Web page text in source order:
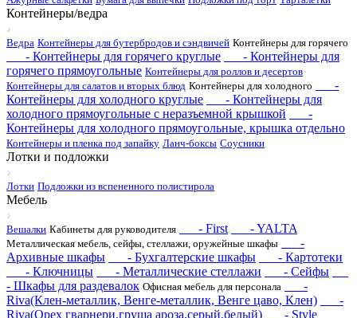
Контейнеры/ведра
Ведра Контейнеры для бутербродов и сэндвичей Контейнеры для горячего
- Контейнеры для горячего круглые
- Контейнеры для
горячего прямоугольные Контейнеры для роллов и десертов
Контейнеры для салатов и вторых блюд Контейнеры для холодного
-
Контейнеры для холодного круглые
- Контейнеры для
холодного прямоугольные с неразъемной крышкой
-
Контейнеры для холодного прямоугольные, крышка отдельно
Контейнеры и пленка под запайку Ланч-боксы Соусники
Лотки и подложки
Лотки Подложки из вспененного полистирола
Мебель
Вешалки Кабинеты для руководителя - First - YALTA
Металлическая мебель, сейфы, стеллажи, оружейные шкафы
-
Архивные шкафы
- Бухгалтерские шкафы
- Картотеки
- Ключницы
- Металлические стеллажи
- Сейфы
- Шкафы для раздевалок Офисная мебель для персонала
-
Riva(Клен-металлик, Венге-металлик, Венге цаво, Клен)
-
Riva(Орех гварнери,груша ароза,серый,белый)
- Style